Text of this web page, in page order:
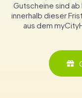
Gutscheine sind ab
innerhalb dieser
aus dem